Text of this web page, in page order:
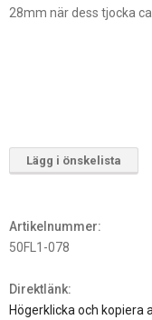
28mm när dess tjocka
Lägg i önskelista
Artikelnummer:
50FL1-078
Direktlänk:
Högerklicka och kopiera